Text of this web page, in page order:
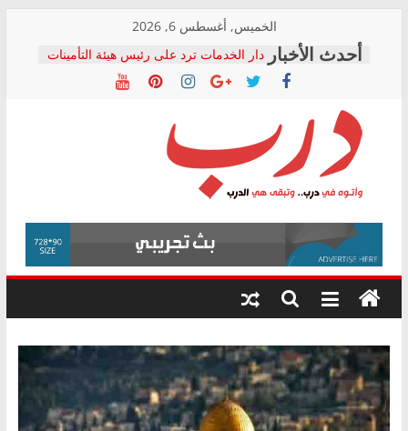
content
الخميس, أغسطس 6, 2026
دار الخدمات ترد على رئيس هيئة التأمينات
بعد مؤتمره الصحفي: إنكار الأزمة لا ينهي
معاناة أصحاب المعاشات.. ونطالب بكشف
فرحات سليمان يكتب: القطاع الصحي إلى
أين؟
حزب التحالف الشعبي يطلق لجنة “الحق
في الصحة” بالإسكندرية لرصد الانتهاكات
ودعم المرضى
الوزاري لمدينة الصحفيين.. وانتهاء أعمال
إنشاء المبنى الإداري
المجلس القومي لحقوق الإنسان يعلن
متابعة قضية الدكتور محمد زهران.. ويؤكد:
قرينة البراءة وضمانات المحاكمة العادلة
درب
وأتوه
درب..
وتبقى
هي